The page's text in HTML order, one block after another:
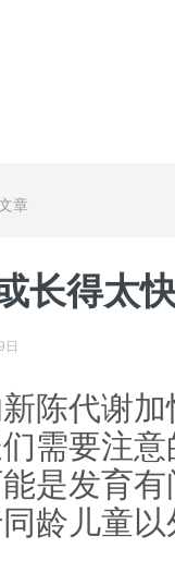
章
长得太
陈代谢
需要注
是发育
龄儿童